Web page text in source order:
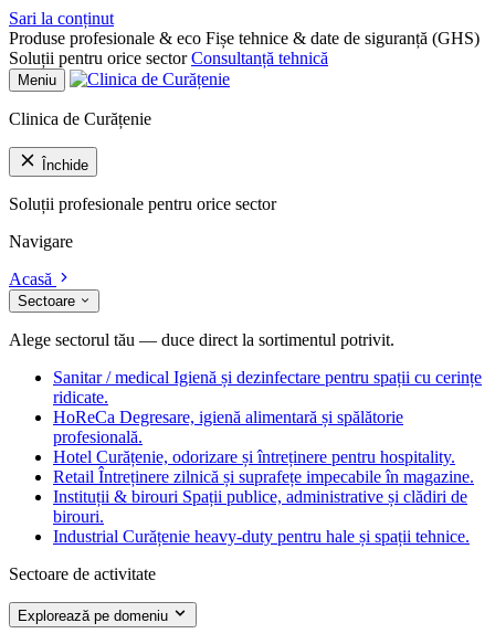
Sari la conținut
Produse profesionale & eco Fișe tehnice & date de siguranță (GHS)
Soluții pentru orice sector Consultanță tehnică
Meniu
Clinica de Curățenie
Închide
Soluții profesionale pentru orice sector
Navigare
Acasă
Sectoare
Alege sectorul tău — duce direct la sortimentul potrivit.
Sanitar / medical Igienă și dezinfectare pentru spații cu cerințe
ridicate.
HoReCa Degresare, igienă alimentară și spălătorie
profesională.
Hotel Curățenie, odorizare și întreținere pentru hospitality.
Retail Întreținere zilnică și suprafețe impecabile în magazine.
Instituții & birouri Spații publice, administrative și clădiri de
birouri.
Industrial Curățenie heavy-duty pentru hale și spații tehnice.
Sectoare de activitate
Explorează pe domeniu